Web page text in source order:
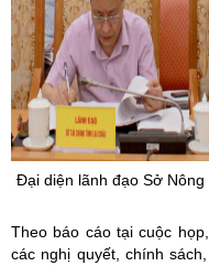
Đại diện lãnh đạo Sở
Theo báo cáo tại cuộc
các nghị quyết, chính